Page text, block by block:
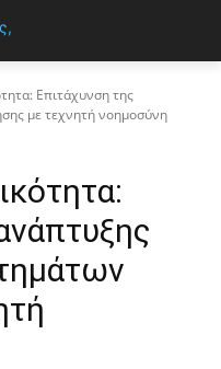
Επιτάχυνση της
με τεχνητή νοημοσύνη